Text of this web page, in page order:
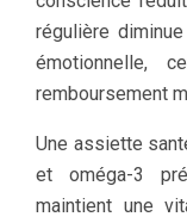
régulière
émotionnelle,
remboursement
Une assiette
et oméga-3
maintient une